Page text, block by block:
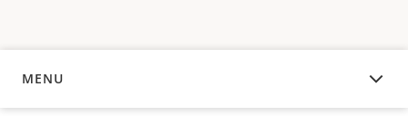
MENU
APERÇU